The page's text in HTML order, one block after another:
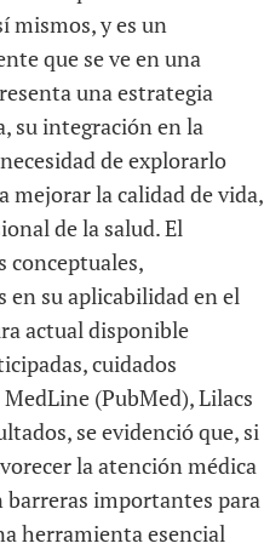
mismos, y es un
que se ve en una
una estrategia
su integración en la
de explorarlo
la calidad de vida,
de la salud. El
conceptuales,
en su aplicabilidad en el
actual disponible
cuidados
(PubMed), Lilacs
se evidenció que, si
la atención médica
barreras importantes para
herramienta esencial